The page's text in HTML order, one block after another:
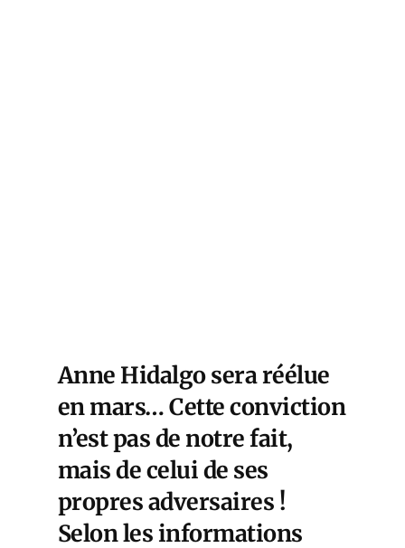
Anne Hidalgo sera réélue
en mars… Cette conviction
n’est pas de notre fait,
mais de celui de ses
propres adversaires !
Selon les informations